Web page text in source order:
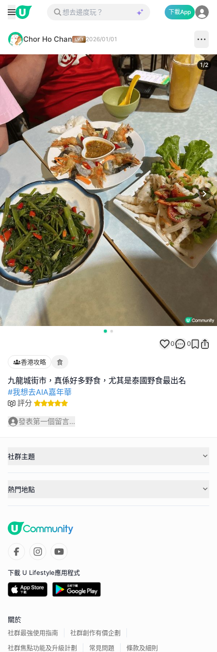
下載App
Chor Ho Chan 2026/01/01
1/2
0 0
香港攻略 食
#我想去AIA嘉年華
評分
發表第一個留言...
社群主題
熱門地點
下載 U Lifestyle應用程式
關於
社群最強使用指南
社群創作有價企劃
社群焦點功能及升級計劃
常見問題 條款及細則